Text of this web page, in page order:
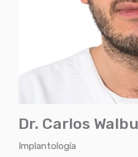
Dr. Carlos
Implantología